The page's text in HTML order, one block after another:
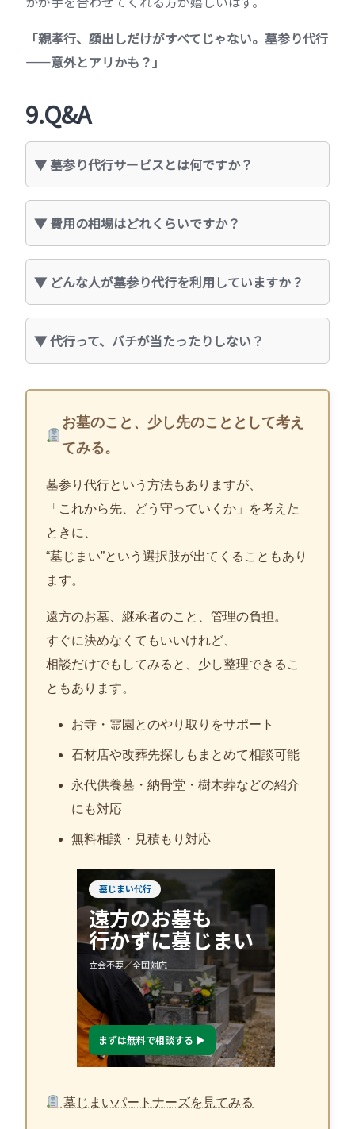
「親孝行、顔出しだけがすべてじゃない。墓参り代行
——意外とアリかも？」
9.Q&A
墓参り代行サービスとは何ですか？
費用の相場はどれくらいですか？
どんな人が墓参り代行を利用していますか？
代行って、バチが当たったりしない？
お墓のこと、少し先のこととして考え
てみる。
墓参り代行という方法もありますが、
「これから先、どう守っていくか」を考えた
ときに、
“墓じまい”という選択肢が出てくることもあり
ます。
遠方のお墓、継承者のこと、管理の負担。
すぐに決めなくてもいいけれど、
相談だけでもしてみると、少し整理できるこ
ともあります。
お寺・霊園とのやり取りをサポート
石材店や改葬先探しもまとめて相談可能
永代供養墓・納骨堂・樹木葬などの紹介
にも対応
無料相談・見積もり対応
墓じまいパートナーズを見てみる